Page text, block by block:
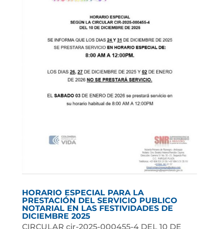
HORARIO ESPECIAL PARA LA
PRESTACIÓN DEL SERVICIO PUBLICO
NOTARIAL EN LAS FESTIVIDADES DE
DICIEMBRE 2025
CIRCULAR cir-2025-000455-4 DEL 10 DE